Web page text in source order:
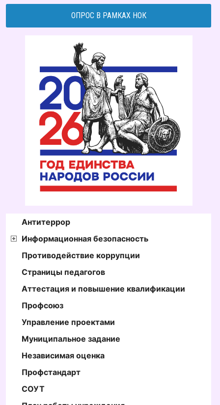
ОПРОС В РАМКАХ НОК
Антитеррор
Информационная безопасность
Противодействие коррупции
Страницы педагогов
Аттестация и повышение квалификации
Профсоюз
Управление проектами
Муниципальное задание
Независимая оценка
Профстандарт
СОУТ